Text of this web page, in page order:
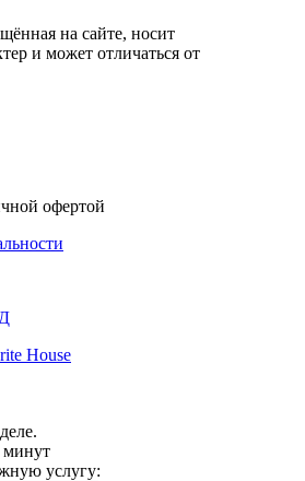
на сайте, носит
и может отличаться от
офертой
House
минут
услугу: